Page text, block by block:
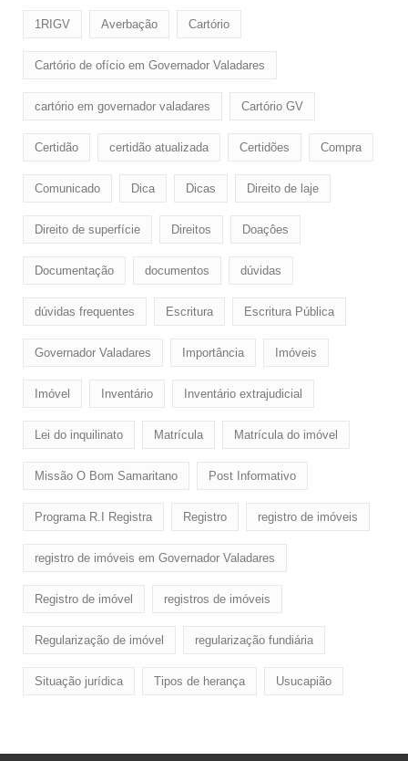
1RIGV Averbação Cartório
Cartório de ofício em Governador Valadares
cartório em governador valadares Cartório GV
Certidão certidão atualizada Certidões Compra
Comunicado Dica Dicas Direito de laje
Direito de superfície Direitos Doaçôes
Documentação documentos dúvidas
dúvidas frequentes Escritura Escritura Pública
Governador Valadares Importância Imóveis
Imóvel Inventário Inventário extrajudicial
Lei do inquilinato Matrícula Matrícula do imóvel
Missão O Bom Samaritano Post Informativo
Programa R.I Registra Registro registro de imóveis
registro de imóveis em Governador Valadares
Registro de imóvel registros de imóveis
Regularização de imóvel regularização fundiária
Situação jurídica Tipos de herança Usucapião